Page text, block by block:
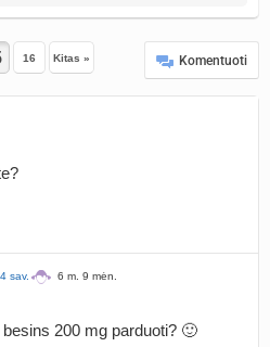
16 Kitas » Komentuoti
sav. 6 m. 9 mėn.
200 mg parduoti? 🙂